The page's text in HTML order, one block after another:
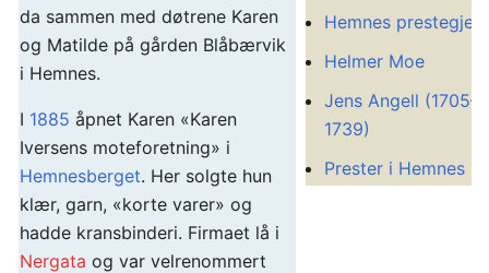
da sammen med døtrene Karen
og Matilde på gården Blåbærvik
i Hemnes.
I 1885 åpnet Karen «Karen
Iversens moteforetning» i
Hemnesberget. Her solgte hun
klær, garn, «korte varer» og
hadde kransbinderi. Firmaet lå i
Nergata og var velrenommert
Hemnes prestegjeld
Helmer Moe
Jens Angell (1705–
1739)
Prester i Hemnes